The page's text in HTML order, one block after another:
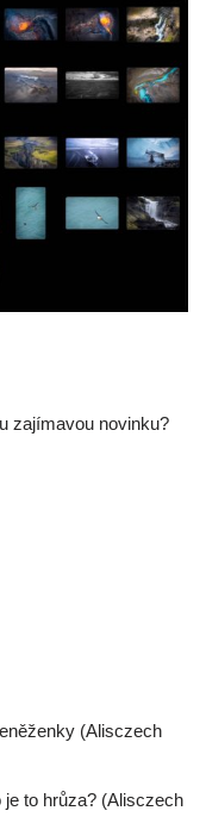
zajímavou novinku?
(Alisczech
to hrůza? (Alisczech